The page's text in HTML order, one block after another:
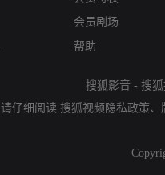
会员剧场
帮助
搜狐影音 - 搜
请仔细阅读 搜狐视频隐私政策、